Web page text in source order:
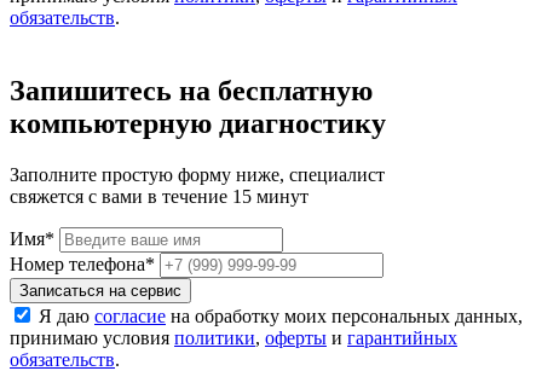
обязательств.
Запишитесь на бесплатную
компьютерную диагностику
Заполните простую форму ниже, специалист
свяжется с вами в течение 15 минут
Имя*
Номер телефона*
Записаться на сервис
Я даю согласие на обработку моих персональных данных,
принимаю условия политики, оферты и гарантийных
обязательств.